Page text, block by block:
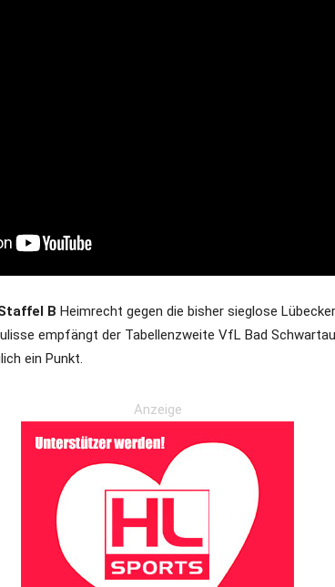
B Heimrecht gegen die bisher sieglose
empfängt der Tabellenzweite VfL Bad
ein Punkt.
Anzeige